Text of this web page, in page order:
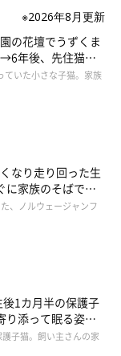
※2026年8月更新
の花壇でうずくま
年後、先住猫
に
ていた小さな子猫。家族
なり走り回った生
家族のそばで落
かった」
、ノルウェージャンフ
1カ月半の保護子
添って眠る姿に
子猫。飼い主さんの家